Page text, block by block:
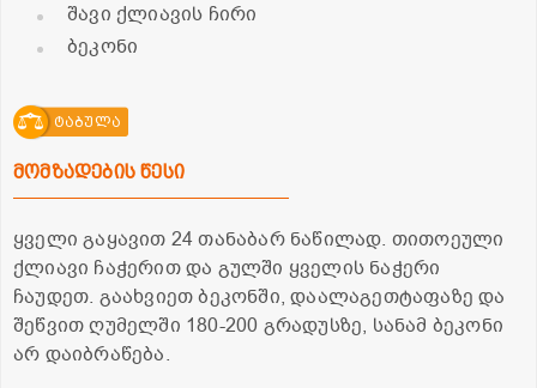
შავი ქლიავის ჩირი
ბეკონი
ტაბულა
მომზადების წესი
ყველი გაყავით 24 თანაბარ ნაწილად. თითოეული
ქლიავი ჩაჭერით და გულში ყველის ნაჭერი
ჩაუდეთ. გაახვიეთ ბეკონში, დაალაგეთტაფაზე და
შეწვით ღუმელში 180-200 გრადუსზე, სანამ ბეკონი
არ დაიბრაწება.